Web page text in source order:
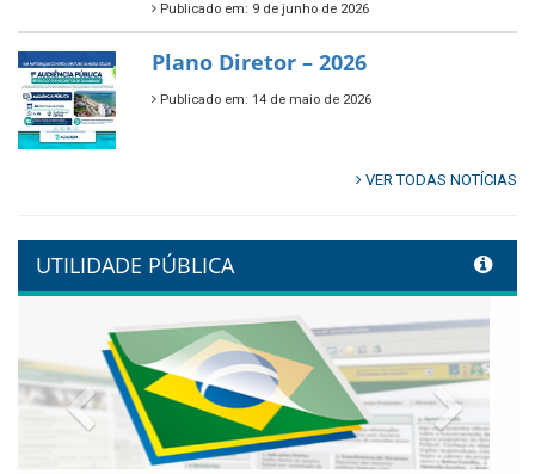
Publicado em: 9 de junho de 2026
🌿🚤 Semana Mundial do Meio
Ambiente em Tamandaré
alinhamento estratégico do
Conecta+ Tamandaré.
NOTA DE PESAR E LUTO OFICIAL
Publicado em: 9 de junho de 2026
Plano Diretor – 2026